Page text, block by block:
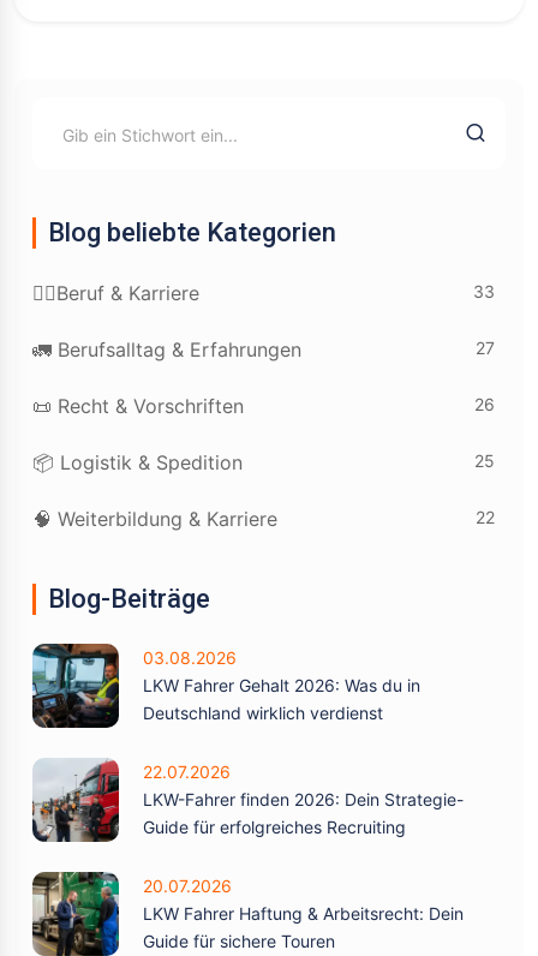
Blog beliebte Kategorien
👷‍♂️Beruf & Karriere 33
🚛 Berufsalltag & Erfahrungen 27
📜 Recht & Vorschriften 26
📦 Logistik & Spedition 25
🧠 Weiterbildung & Karriere 22
Blog-Beiträge
03.08.2026
LKW Fahrer Gehalt 2026: Was du in
Deutschland wirklich verdienst
22.07.2026
LKW-Fahrer finden 2026: Dein Strategie-
Guide für erfolgreiches Recruiting
20.07.2026
LKW Fahrer Haftung & Arbeitsrecht: Dein
Guide für sichere Touren